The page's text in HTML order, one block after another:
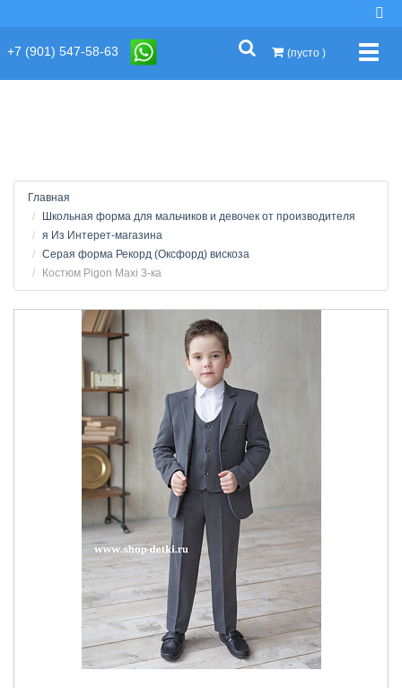
+7 (901) 547-58-63 (пусто )
Главная
Школьная форма для мальчиков и девочек от производителя
я Из Интерет-магазина
Серая форма Рекорд (Оксфорд) вискоза
Костюм Pigon Maxi 3-ка